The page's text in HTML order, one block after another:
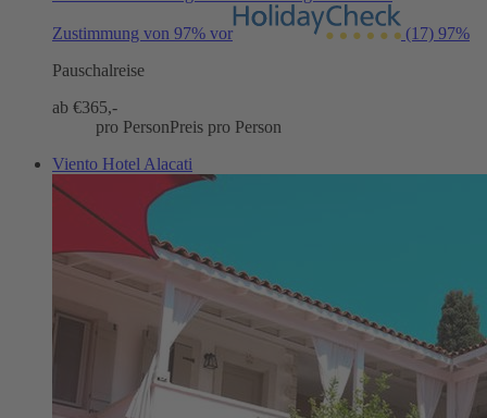
Zustimmung von 97% vor (17) 97%
Pauschalreise
ab €365,-
pro PersonPreis pro Person
Viento Hotel Alacati